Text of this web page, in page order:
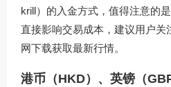
krill）的入金方式，值得注意的
直接影响交易成本，建议用户关
网下载获取最新行情。
港币（HKD）、英镑（